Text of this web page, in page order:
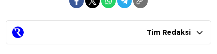
Tim Redaksi